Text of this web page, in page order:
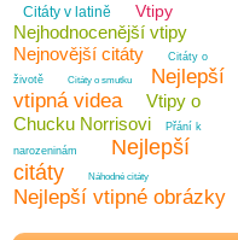
Citáty v latině Vtipy
Nejhodnocenější vtipy
Nejnovější citáty
Citáty o
životě
Citáty o smutku
Nejlepší
vtipná videa
Vtipy o
Chucku Norrisovi
Přání k
narozeninám
Nejlepší
citáty
Náhodné citáty
Nejlepší vtipné obrázky